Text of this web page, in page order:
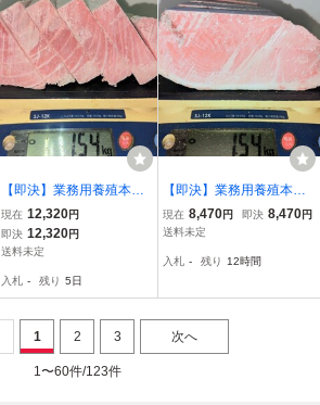
【即決】業務用養殖本鮪
（マルタ産）背上/中トロ
ブロック 1540g★１ブロ
ック入り（サク取り済
現在 12,320円
即決 12,320円
送料未定
入札 - 残り 5日
【即決】業務用養殖本鮪
（マルタ産）腹下/中トロ
ブロック端材 1540g★１
ット済み ）
現在 8,470円 即決 8,470円
送料未定
入札 - 残り 12時間
1 2 3 次へ
1〜60件/123件